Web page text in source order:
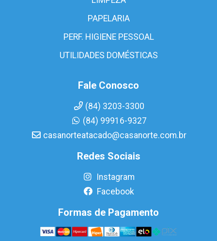
PAPELARIA
PERF. HIGIENE PESSOAL
UTILIDADES DOMÉSTICAS
Fale Conosco
(84) 3203-3300
(84) 99916-9327
casanorteatacado@casanorte.com.br
Redes Sociais
Instagram
Facebook
Formas de Pagamento